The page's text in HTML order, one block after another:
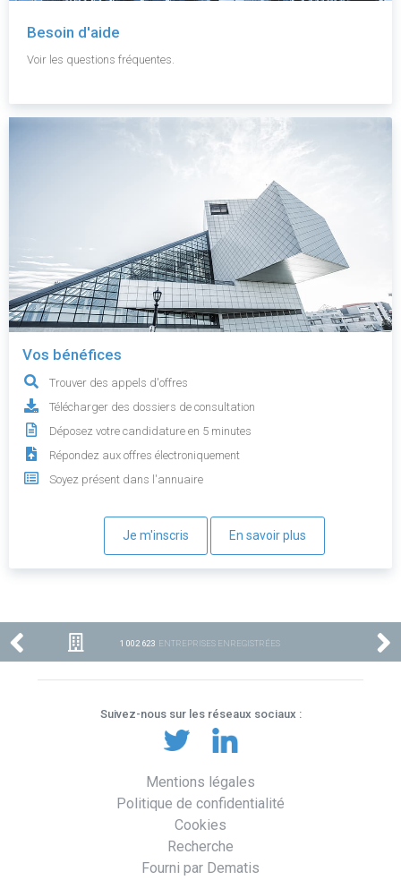
Besoin d'aide
Voir les questions fréquentes.
Vos bénéfices
Trouver des appels d'offres
Télécharger des dossiers de consultation
Déposez votre candidature en 5 minutes
Répondez aux offres électroniquement
Soyez présent dans l'annuaire
Je m'inscris En savoir plus
1 002 623 ENTREPRISES ENREGISTRÉES
Suivez-nous sur les réseaux sociaux :
Mentions légales
Politique de confidentialité
Cookies
Recherche
Fourni par Dematis